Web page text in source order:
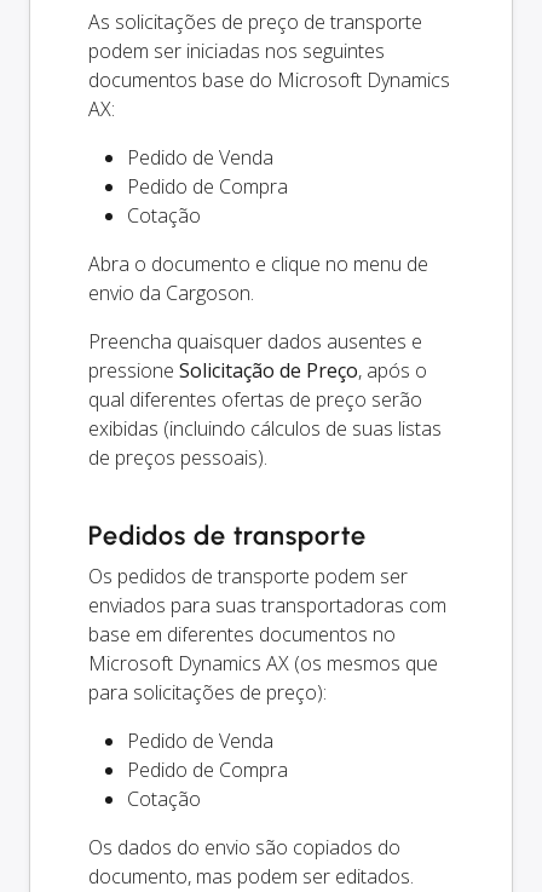
As solicitações de preço de transporte
podem ser iniciadas nos seguintes
documentos base do Microsoft Dynamics
AX:
Pedido de Venda
Pedido de Compra
Cotação
Abra o documento e clique no menu de
envio da Cargoson.
Preencha quaisquer dados ausentes e
pressione Solicitação de Preço, após o
qual diferentes ofertas de preço serão
exibidas (incluindo cálculos de suas listas
de preços pessoais).
Pedidos de transporte
Os pedidos de transporte podem ser
enviados para suas transportadoras com
base em diferentes documentos no
Microsoft Dynamics AX (os mesmos que
para solicitações de preço):
Pedido de Venda
Pedido de Compra
Cotação
Os dados do envio são copiados do
documento, mas podem ser editados.